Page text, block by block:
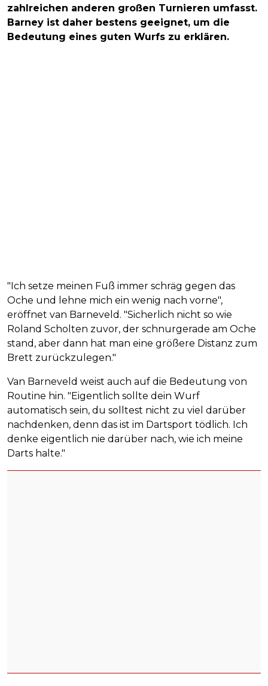
zahlreichen anderen großen Turnieren umfasst.
Barney ist daher bestens geeignet, um die
Bedeutung eines guten Wurfs zu erklären.
"Ich setze meinen Fuß immer schräg gegen das
Oche und lehne mich ein wenig nach vorne",
eröffnet van Barneveld. "Sicherlich nicht so wie
Roland Scholten zuvor, der schnurgerade am Oche
stand, aber dann hat man eine größere Distanz zum
Brett zurückzulegen."
Van Barneveld weist auch auf die Bedeutung von
Routine hin. "Eigentlich sollte dein Wurf
automatisch sein, du solltest nicht zu viel darüber
nachdenken, denn das ist im Dartsport tödlich. Ich
denke eigentlich nie darüber nach, wie ich meine
Darts halte."